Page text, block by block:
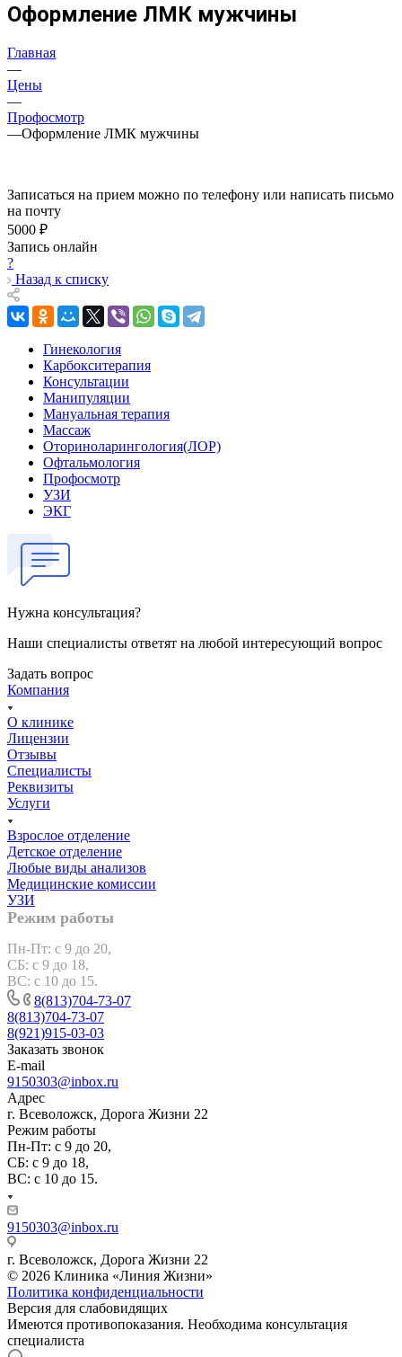
Оформление ЛМК мужчины
Главная
—
Цены
—
Профосмотр
—Оформление ЛМК мужчины
Записаться на прием можно по телефону или написать письмо
на почту
5000 ₽
Запись онлайн
?
Назад к списку
Гинекология
Карбокситерапия
Консультации
Манипуляции
Мануальная терапия
Массаж
Оториноларингология(ЛОР)
Офтальмология
Профосмотр
УЗИ
ЭКГ
Нужна консультация?
Наши специалисты ответят на любой интересующий вопрос
Задать вопрос
Компания
О клинике
Лицензии
Отзывы
Специалисты
Реквизиты
Услуги
Взрослое отделение
Детское отделение
Любые виды анализов
Медицинские комиссии
УЗИ
Режим работы
Пн-Пт: с 9 до 20,
СБ: с 9 до 18,
ВС: с 10 до 15.
8(813)704-73-07
8(813)704-73-07
8(921)915-03-03
Заказать звонок
E-mail
9150303@inbox.ru
Адрес
г. Всеволожск, Дорога Жизни 22
Режим работы
Пн-Пт: с 9 до 20,
СБ: с 9 до 18,
ВС: с 10 до 15.
9150303@inbox.ru
г. Всеволожск, Дорога Жизни 22
© 2026 Клиника «Линия Жизни»
Политика конфиденциальности
Версия для слабовидящих
Имеются противопоказания. Необходима консультация
специалиста